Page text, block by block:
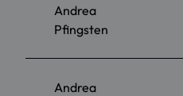
Andrea
Pfingsten
Andrea